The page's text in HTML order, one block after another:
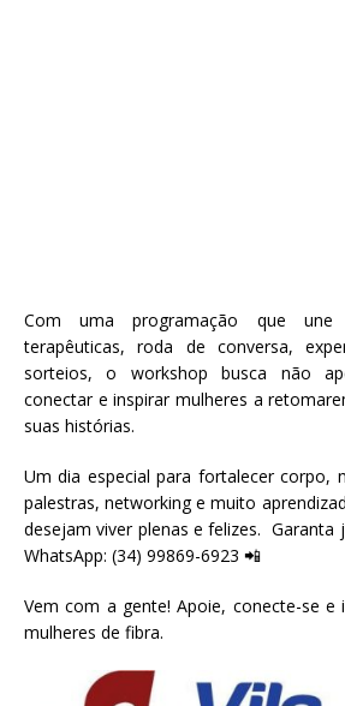
Com uma programação que une
terapêuticas, roda de conversa,
sorteios, o workshop busca não
conectar e inspirar mulheres a
suas histórias.
Um dia especial para fortalecer corpo,
palestras, networking e muito
desejam viver plenas e felizes. Garanta
WhatsApp: (34) 99869-6923 📲
Vem com a gente! Apoie, conecte-se e
mulheres de fibra.